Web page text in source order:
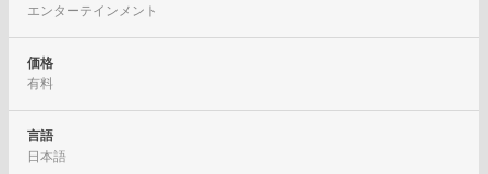
エンターテインメント
価格
有料
言語
日本語